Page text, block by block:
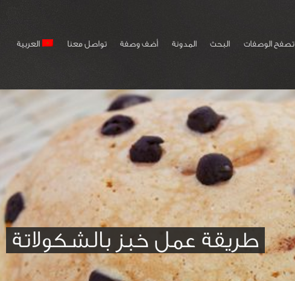
تصفح الوصفات البحث المدونة أضف وصفة تواصل معنا العربية
طريقة عمل خبز بالشكولاتة